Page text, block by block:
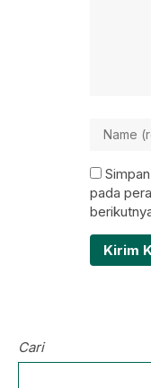
pada
Cari